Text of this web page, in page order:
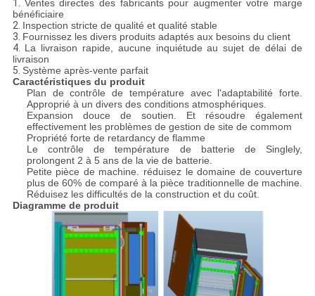
1. Ventes directes des fabricants pour augmenter votre marge
bénéficiaire
2. Inspection stricte de qualité et qualité stable
3. Fournissez les divers produits adaptés aux besoins du client
4. La livraison rapide, aucune inquiétude au sujet de délai de
livraison
5. Système après-vente parfait
Caractéristiques du produit
Plan de contrôle de température avec l'adaptabilité forte.
Approprié à un divers des conditions atmosphériques.
Expansion douce de soutien. Et résoudre également
effectivement les problèmes de gestion de site de commom
Propriété forte de retardancy de flamme
Le contrôle de température de batterie de Singlely,
prolongent 2 à 5 ans de la vie de batterie.
Petite pièce de machine. réduisez le domaine de couverture
plus de 60% de comparé à la pièce traditionnelle de machine.
Réduisez les difficultés de la construction et du coût.
Diagramme de produit